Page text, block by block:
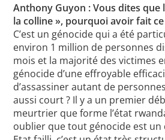
Anthony Guyon : Vous dites que
la colline », pourquoi avoir fait
C’est un génocide qui a été
environ 1 million de personnes
mois et la majorité des victimes
génocide d’une effroyable
d’assassiner autant de
aussi court ? Il y a un premier
meurtrier que forme l’état
oublier que tout génocide est un